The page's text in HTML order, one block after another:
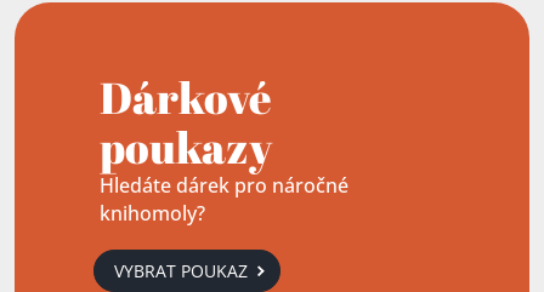
Dárkové
poukazy
Hledáte dárek pro náročné
knihomoly?
VYBRAT POUKAZ